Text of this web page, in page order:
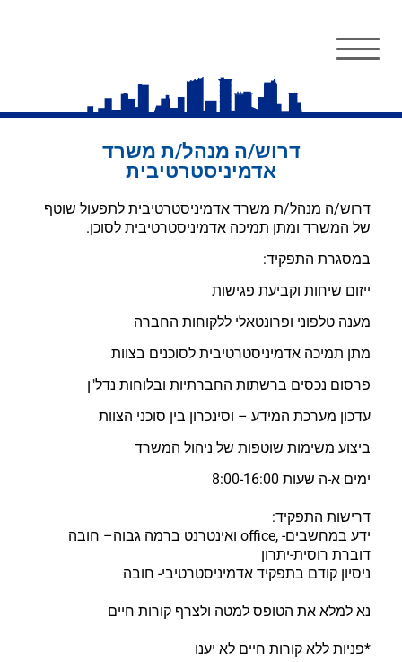
דרוש/ה מנהל/ת משרד
אדמיניסטרטיבית
דרוש/ה מנהל/ת משרד אדמיניסטרטיבית לתפעול שוטף
של המשרד ומתן תמיכה אדמיניסטרטיבית לסוכן.
במסגרת התפקיד:
ייזום שיחות וקביעת פגישות
מענה טלפוני ופרונטאלי ללקוחות החברה
מתן תמיכה אדמיניסטרטיבית לסוכנים בצוות
פרסום נכסים ברשתות החברתיות ובלוחות נדל"ן
עדכון מערכת המידע – וסינכרון בין סוכני הצוות
ביצוע משימות שוטפות של ניהול המשרד
ימים א-ה שעות 8:00-16:00
דרישות התפקיד:
ידע במחשבים- ,office ואינטרנט ברמה גבוה– חובה
דוברת רוסית-יתרון
ניסיון קודם בתפקיד אדמיניסטרטיבי- חובה
נא למלא את הטופס למטה ולצרף קורות חיים
*פניות ללא קורות חיים לא יענו